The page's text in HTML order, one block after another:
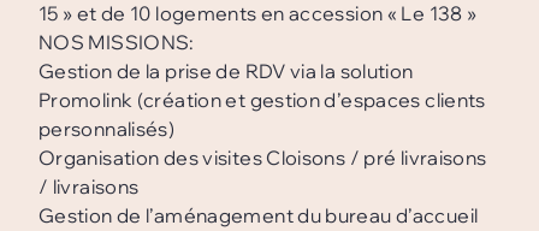
15 » et de 10 logements en accession « Le 138 »
NOS MISSIONS:
Gestion de la prise de RDV via la solution
Promolink (création et gestion d’espaces clients
personnalisés)
Organisation des visites Cloisons / pré livraisons
/ livraisons
Gestion de l’aménagement du bureau d’accueil